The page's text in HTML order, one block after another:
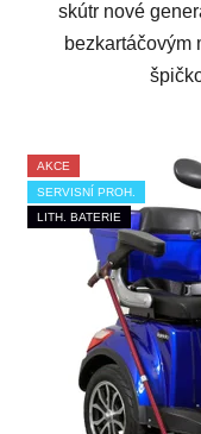
skútr nové
bezkartáčovým
AKCE
SERVISNÍ PROH.
LITH. BATERIE